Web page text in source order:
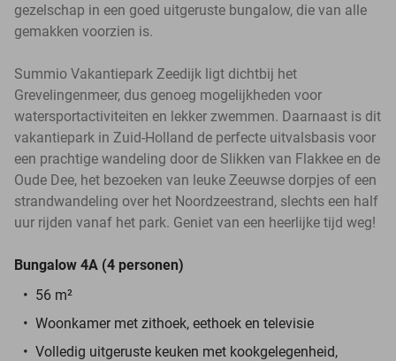
gezelschap in een goed uitgeruste bungalow, die van alle
gemakken voorzien is.
Summio Vakantiepark Zeedijk ligt dichtbij het
Grevelingenmeer, dus genoeg mogelijkheden voor
watersportactiviteiten en lekker zwemmen. Daarnaast is dit
vakantiepark in Zuid-Holland de perfecte uitvalsbasis voor
een prachtige wandeling door de Slikken van Flakkee en de
Oude Dee, het bezoeken van leuke Zeeuwse dorpjes of een
strandwandeling over het Noordzeestrand, slechts een half
uur rijden vanaf het park. Geniet van een heerlijke tijd weg!
Bungalow 4A (4 personen)
56 m²
Woonkamer met zithoek, eethoek en televisie
Volledig uitgeruste keuken met kookgelegenheid,